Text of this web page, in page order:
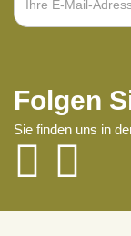
Folgen
Sie finden uns in